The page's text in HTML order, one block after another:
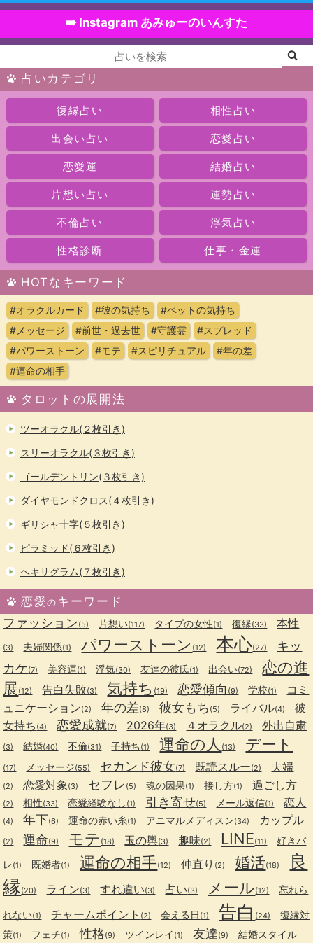
➡️ Instagram あみゅーのいんすた
占いカテゴリ
復縁占い 相性占い
出会い占い 恋愛占い
恋愛運 結婚占い
片想い占い 運勢占い
不倫占い 浮気占い
性格診断 仕事・金運
HOTなキーワード
#オラクルカード #彼の気持ち
#ペットの気持ち
#メッセージ
#前世・過去世 #守護霊
#スプレッド
#パワーストーン
#モテ #スピリチュアル
#年の差
#運命の相手
タロットの展開法
ツーオラクル(２枚引き)
スリーオラクル(３枚引き)
ゴールデントリン(３枚引き)
ダイヤモンドクロス(４枚引き)
ギリシャ十字(５枚引き)
ピラミッド(６枚引き)
ヘキサグラム(７枚引き)
恋愛のキーワード
ファッション(5) 片想い(117) タイプの女性(1) 復縁(33) 本性
(3) 夫婦関係(1) パワーストーン (12) 本心(27)
キッ
カケ(7) 美容運(1) 浮気(30) 友達の彼氏(1) 出会い(72)
恋の進
展(12) 告白失敗(3) 気持ち (19) 恋愛傾向 (9) 学校(1)
コミ
ュニケーション(2) 年の差(8) 彼女もち (5) ライバル(4)
彼
女持ち (4) 恋愛成就(7) 2026年(3) ４オラクル(2) 外出自粛
(3) 結婚(40) 不倫(31) 子持ち(1) 運命の人 (13) デート
(17) メッセージ(55) セカンド彼女(7) 既読スルー(2) 夫婦
(2) 恋愛対象 (3) セフレ (5) 魂の因果(1) 接し方(1) 過ごし方
(2) 相性(33) 恋愛経験なし (1) 引き寄せ(5) メール返信(1) 恋人
(4) 年下(6) 運命の赤い糸(1) アニマルメディスン(34) カップル
(2) 運命(9) モテ (18) 玉の輿(3) 趣味(2) LINE(11)
好きバ
レ(1) 既婚者(1) 運命の相手(12) 仲直り (2) 婚活(18)
良
縁(20) ライン(3) すれ違い(3) 占い(3) メール(12) 忘れら
れない(1) チャームポイント (2) 会える日 (1) 告白 (24)
復縁対
策(1) フェチ(1) 性格(9) ツインレイ (1) 友達 (9) 結婚スタイル